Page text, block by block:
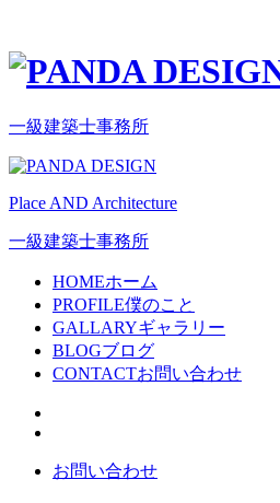
一級建築士事務所
Place AND Architecture
一級建築士事務所
HOMEホーム
PROFILE僕のこと
GALLARYギャラリー
BLOGブログ
CONTACTお問い合わせ
お問い合わせ